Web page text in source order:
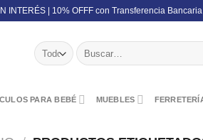
INTERÉS | 10% OFFF con Transferencia Bancaria
Buscar
por:
PARA BEBÉ MUEBLES